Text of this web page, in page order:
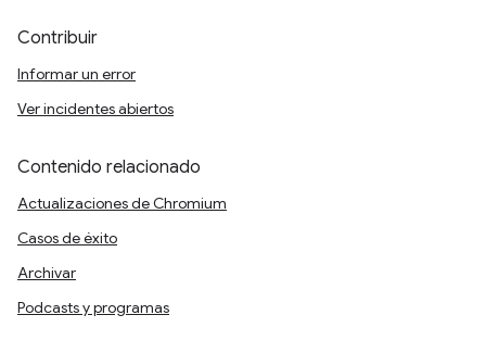
Contribuir
Informar un error
Ver incidentes abiertos
Contenido relacionado
Actualizaciones de Chromium
Casos de éxito
Archivar
Podcasts y programas